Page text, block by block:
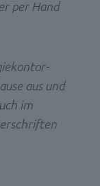
per Hand
aus und
im